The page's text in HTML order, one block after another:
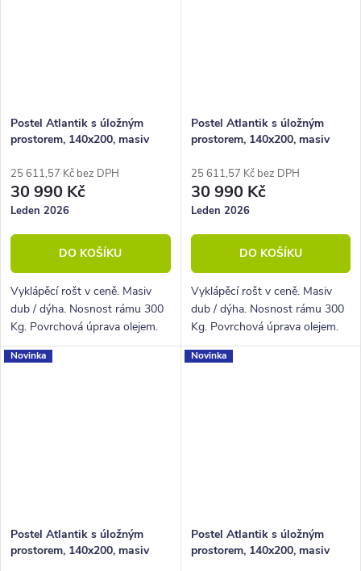
Postel Atlantik s úložným
prostorem, 140x200, masiv
25 611,57 Kč bez DPH
30 990 Kč
Leden 2026
DO KOŠÍKU
Vyklápěcí rošt v ceně. Masiv
dub / dýha. Nosnost rámu 300
Kg. Povrchová úprava olejem.
Postel Atlantik s úložným
prostorem, 140x200, masiv
25 611,57 Kč bez DPH
30 990 Kč
Leden 2026
DO KOŠÍKU
Vyklápěcí rošt v ceně. Masiv
dub / dýha. Nosnost rámu 300
Kg. Povrchová úprava olejem.
Novinka
Postel Atlantik s úložným
prostorem, 140x200, masiv
Novinka
Postel Atlantik s úložným
prostorem, 140x200, masiv